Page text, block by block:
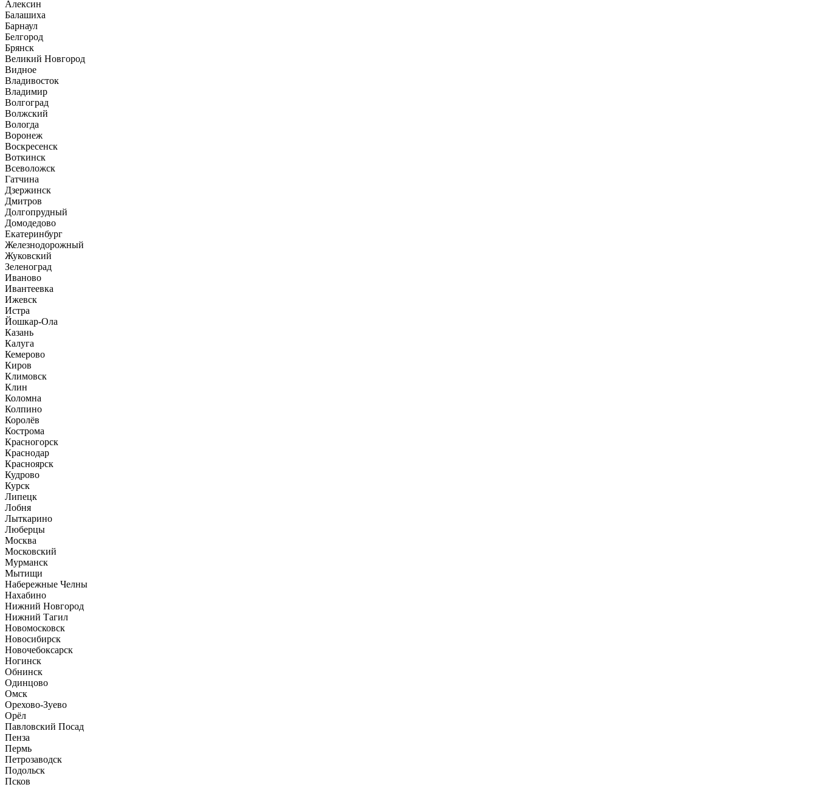
Алексин
Балашиха
Барнаул
Белгород
Брянск
Великий Новгород
Видное
Владивосток
Владимир
Волгоград
Волжский
Вологда
Воронеж
Воскресенск
Воткинск
Всеволожск
Гатчина
Дзержинск
Дмитров
Долгопрудный
Домодедово
Екатеринбург
Железнодорожный
Жуковский
Зеленоград
Иваново
Ивантеевка
Ижевск
Истра
Йошкар-Ола
Казань
Калуга
Кемерово
Киров
Климовск
Клин
Коломна
Колпино
Королёв
Кострома
Красногорск
Краснодар
Красноярск
Кудрово
Курск
Липецк
Лобня
Лыткарино
Люберцы
Москва
Московский
Мурманск
Мытищи
Набережные Челны
Нахабино
Нижний Новгород
Нижний Тагил
Новомосковск
Новосибирск
Новочебоксарск
Ногинск
Обнинск
Одинцово
Омск
Орехово-Зуево
Орёл
Павловский Посад
Пенза
Пермь
Петрозаводск
Подольск
Псков